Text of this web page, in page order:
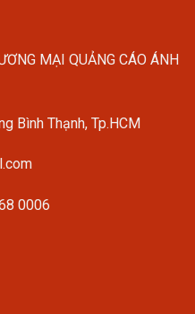
MẠI QUẢNG CÁO ÁNH
Bình Thạnh, Tp.HCM
0006